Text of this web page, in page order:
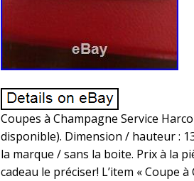
Coupes à Champagne Service
disponible). Dimension / hauteur :
la marque / sans la boite. Prix à la
cadeau le préciser! L’item « Coupe